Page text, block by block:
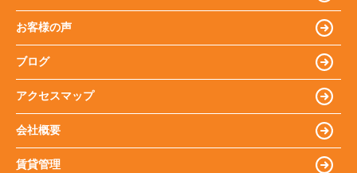
お客様の声
ブログ
アクセスマップ
会社概要
賃貸管理